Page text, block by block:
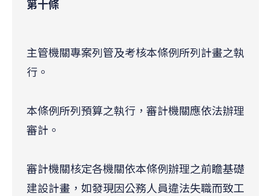
第十條
主管機關專案列管及考核本條例所列計畫之執
行。
本條例所列預算之執行，審計機關應依法辦理
審計。
審計機關核定各機關依本條例辦理之前瞻基礎
建設計畫，如發現因公務人員違法失職而致工